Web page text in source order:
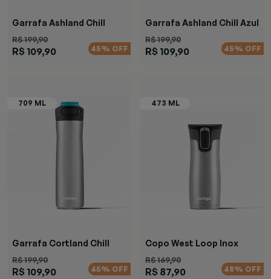
Garrafa Ashland Chill
R$ 199,90
R$ 109,90 45% OFF
Garrafa Ashland Chill Azul
R$ 199,90
R$ 109,90 45% OFF
Garrafa Cortland Chill
R$ 199,90
R$ 109,90 45% OFF
Copo West Loop Inox
R$ 169,90
R$ 87,90 48% OFF